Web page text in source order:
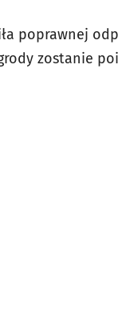
poprawnej
zostanie